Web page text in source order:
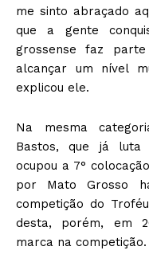
me sinto abraçado
que a gente
grossense faz
alcançar um nível
explicou ele.
Na mesma
Bastos, que já luta
ocupou a 7°
por Mato Grosso
competição do
desta, porém, em
marca na competição.